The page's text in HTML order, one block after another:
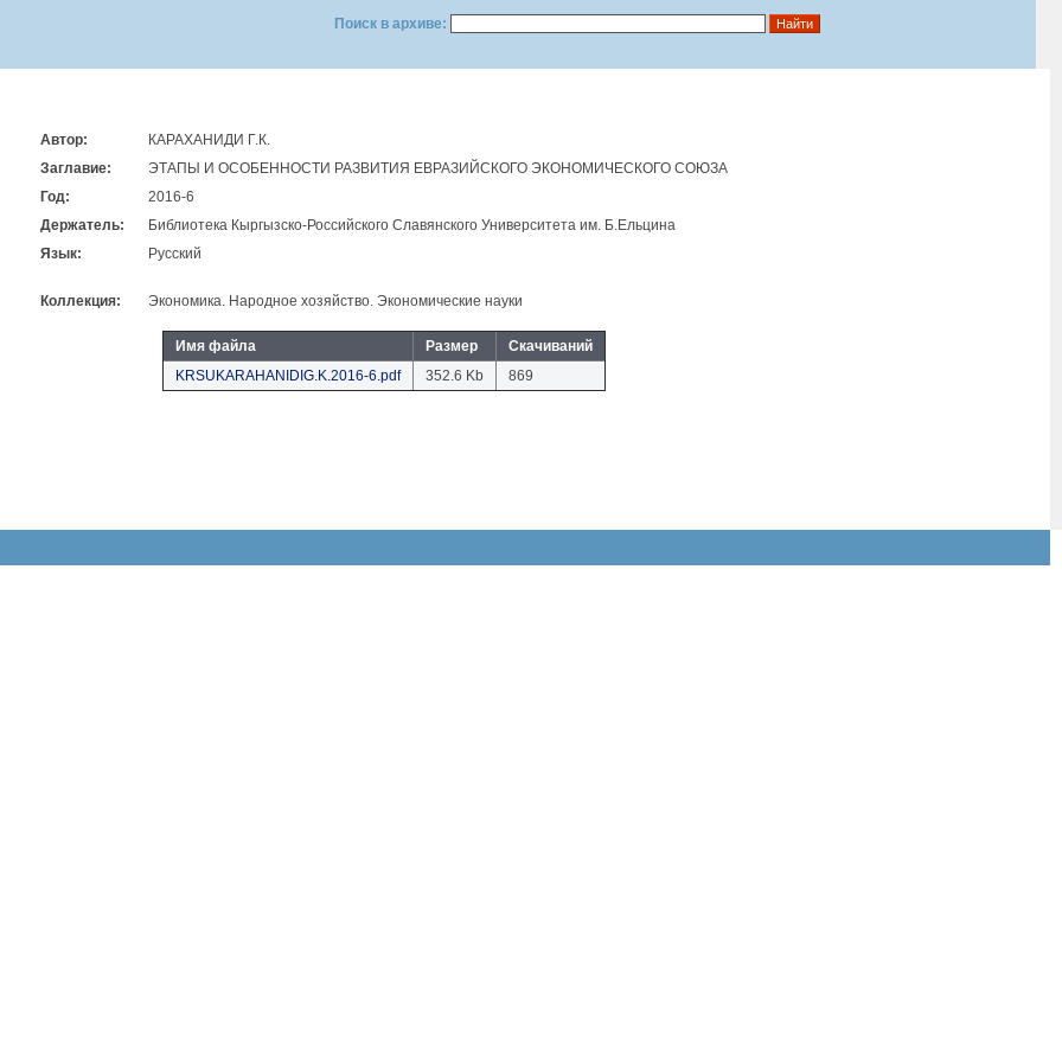
Поиск в архиве:
Автор:
КАРАХАНИДИ Г.К.
Заглавие:
ЭТАПЫ И ОСОБЕННОСТИ РАЗВИТИЯ ЕВРАЗИЙСКОГО ЭКОНОМИЧЕСКОГО СОЮЗА
Год:
2016-6
Держатель:
Библиотека Кыргызско-Российского Славянского Университета им. Б.Eльцина
Язык:
Русский
Коллекция: Экономика. Народное хозяйство. Экономические науки
Имя файла Размер
Скачиваний
KRSUKARAHANIDIG.K.2016-6.pdf
352.6 Kb 869